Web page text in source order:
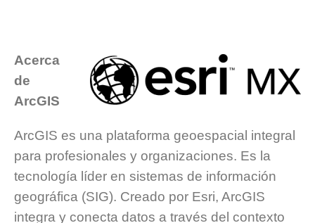
Acerca
de
ArcGIS
ArcGIS es una plataforma geoespacial integral
para profesionales y organizaciones. Es la
tecnología líder en sistemas de información
geográfica (SIG). Creado por Esri, ArcGIS
integra y conecta datos a través del contexto